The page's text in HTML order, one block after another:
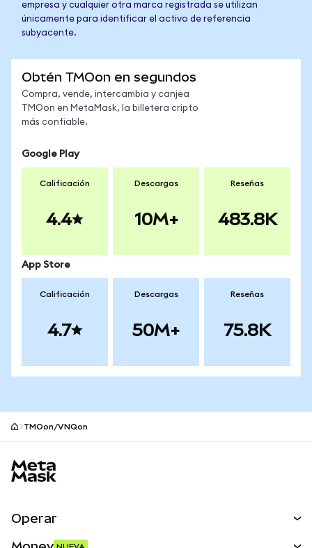
empresa y cualquier otra marca registrada se utilizan
únicamente para identificar el activo de referencia
subyacente.
Obtén TMOon en segundos
Compra, vende, intercambia y canjea
TMOon en MetaMask, la billetera cripto
más confiable.
Google Play
Calificación
4.4
Descargas
10M+
Reseñas
483.8K
App Store
Calificación
4.7
Descargas
50M+
Reseñas
75.8K
TMOon/VNQon
Operar